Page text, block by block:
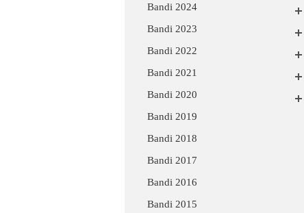
Bandi 2024
Bandi 2023
Bandi 2022
Bandi 2021
Bandi 2020
Bandi 2019
Bandi 2018
Bandi 2017
Bandi 2016
Bandi 2015